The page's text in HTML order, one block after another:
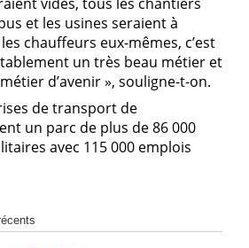
et les usines seraient à
chauffeurs eux-mêmes, c’est
un très beau métier et
d’avenir », souligne-t-on.
de transport de
un parc de plus de 86 000
avec 115 000 emplois